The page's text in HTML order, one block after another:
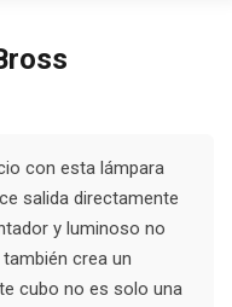
con esta lámpara
salida directamente
y luminoso no
crea un
cubo no es solo una